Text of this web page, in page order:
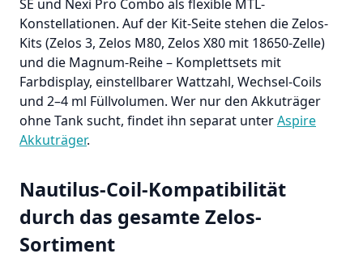
SE und Nexi Pro Combo als flexible MTL-
Konstellationen. Auf der Kit-Seite stehen die Zelos-
Kits (Zelos 3, Zelos M80, Zelos X80 mit 18650-Zelle)
und die Magnum-Reihe – Komplettsets mit
Farbdisplay, einstellbarer Wattzahl, Wechsel-Coils
und 2–4 ml Füllvolumen. Wer nur den Akkuträger
ohne Tank sucht, findet ihn separat unterAspire
Akkuträger.
Nautilus-Coil-Kompatibilität
durch das gesamte Zelos-
Sortiment